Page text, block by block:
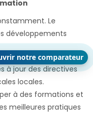
Le
développements
à jour des directives
locales.
à des formations et
meilleures pratiques
notre comparateur